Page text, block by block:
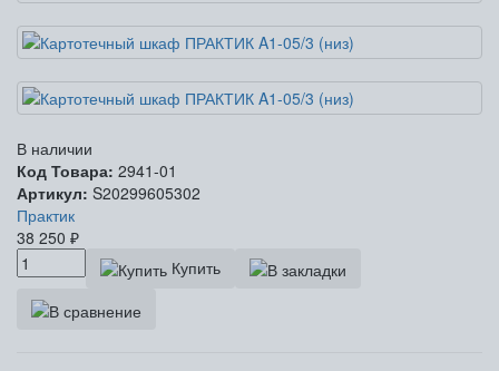
В наличии
Код Товара: 2941-01
Артикул: S20299605302
Практик
38 250 ₽
Купить